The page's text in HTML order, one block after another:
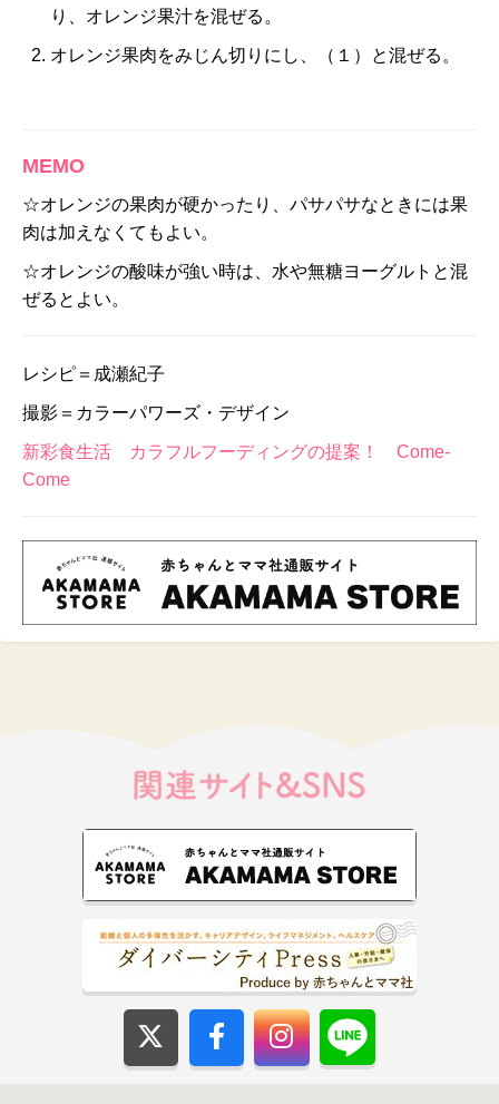
り、オレンジ果汁を混ぜる。
オレンジ果肉をみじん切りにし、（１）と混ぜる。
MEMO
☆オレンジの果肉が硬かったり、パサパサなときには果
肉は加えなくてもよい。
☆オレンジの酸味が強い時は、水や無糖ヨーグルトと混
ぜるとよい。
レシピ＝成瀬紀子
撮影＝カラーパワーズ・デザイン
新彩食生活 カラフルフーディングの提案！ Come-
Come